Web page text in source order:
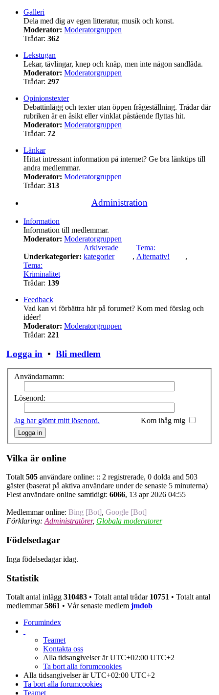
Galleri
Dela med dig av egen litteratur, musik och konst.
Moderator: Moderatorgruppen
Trådar: 362
Lekstugan
Lekar, tävlingar, knep och knåp, men inte någon sandlåda.
Moderator: Moderatorgruppen
Trådar: 297
Opinionstexter
Debattinlägg och texter utan öppen frågeställning. Trådar där
rubriken är en åsikt eller vinklat påstående flyttas hit.
Moderator: Moderatorgruppen
Trådar: 72
Länkar
Hittat intressant information på internet? Ge bra länktips till
andra medlemmar.
Moderator: Moderatorgruppen
Trådar: 313
Administration
Information
Information till medlemmar.
Moderator: Moderatorgruppen
Underkategorier:
Arkiverade
kategorier
,
Tema:
Alternativ!
,
Tema:
Kriminalitet
Trådar: 139
Feedback
Vad kan vi förbättra här på forumet? Kom med förslag och
idéer!
Moderator: Moderatorgruppen
Trådar: 221
Logga in • Bli medlem
Användarnamn:
Lösenord:
Jag har glömt mitt lösenord. Kom ihåg mig
Vilka är online
Totalt505 användare online: :: 2 registrerade, 0 dolda and 503
gäster (baserat på aktiva användare under de senaste 5 minuterna)
Flest användare online samtidigt: 6066, 13 apr 2026 04:55
Medlemmar online: Bing [Bot], Google [Bot]
Förklaring:Administratörer, Globala moderatorer
Födelsedagar
Inga födelsedagar idag.
Statistik
Totalt antal inlägg 310483 • Totalt antal trådar 10751 • Totalt antal
medlemmar5861 • Vår senaste medlem jmdob
Forumindex
Teamet
Kontakta oss
Alla tidsangivelser är UTC+02:00 UTC+2
Ta bort alla forumcookies
Alla tidsangivelser är UTC+02:00 UTC+2
Ta bort alla forumcookies
Teamet